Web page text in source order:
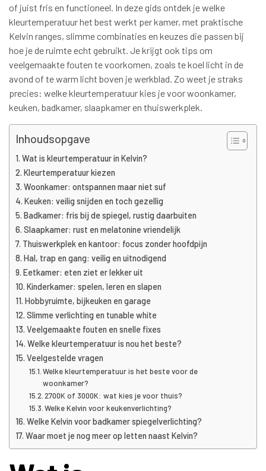
of juist fris en functioneel. In deze gids ontdek je welke
kleurtemperatuur het best werkt per kamer, met praktische
Kelvin ranges, slimme combinaties en keuzes die passen bij
hoe je de ruimte echt gebruikt. Je krijgt ook tips om
veelgemaakte fouten te voorkomen, zoals te koel licht in de
avond of te warm licht boven je werkblad. Zo weet je straks
precies: welke kleurtemperatuur kies je voor woonkamer,
keuken, badkamer, slaapkamer en thuiswerkplek.
Inhoudsopgave
Wat is kleurtemperatuur in Kelvin?
Kleurtemperatuur kiezen
Woonkamer: ontspannen maar niet suf
Keuken: veilig snijden en toch gezellig
Badkamer: fris bij de spiegel, rustig daarbuiten
Slaapkamer: rust en melatonine vriendelijk
Thuiswerkplek en kantoor: focus zonder hoofdpijn
Hal, trap en gang: veilig en uitnodigend
Eetkamer: eten ziet er lekker uit
Kinderkamer: spelen, leren en slapen
Hobbyruimte, bijkeuken en garage
Slimme verlichting en tunable white
Veelgemaakte fouten en snelle fixes
Welke kleurtemperatuur is nou het beste?
Veelgestelde vragen
Welke kleurtemperatuur is het beste voor de
woonkamer?
2700K of 3000K: wat kies je voor thuis?
Welke Kelvin voor keukenverlichting?
Welke Kelvin voor badkamer spiegelverlichting?
Waar moet je nog meer op letten naast Kelvin?